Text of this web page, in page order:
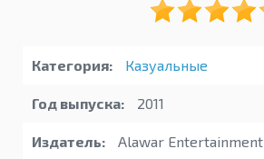
Категория: Казуальные
Год выпуска: 2011
Издатель: Alawar Entertainment